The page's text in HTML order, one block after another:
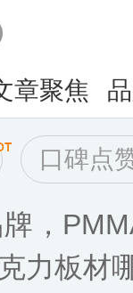
章聚焦
口碑点
，
力板材